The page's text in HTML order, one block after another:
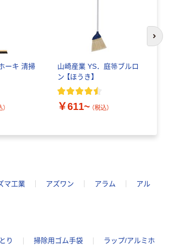
ーキ 清掃
）
山崎産業 YS．庭箒ブルロ
ン 【ほうき】
￥611~ （税込）
次
マ工業 アズワン アラム
アル
り 掃除用ゴム手袋
ラップ/アルミホ